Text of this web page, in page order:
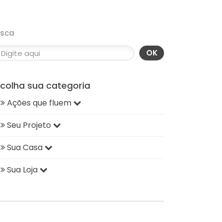
OK
sua categoria
Ações que fluem
Seu Projeto
Sua Casa
Sua Loja